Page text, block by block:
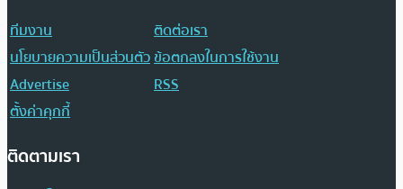
ทีมงาน
ติดต่อเรา
นโยบายความเป็นส่วนตัวข้อตกลงในการใช้งาน
Advertise
RSS
ตั้งค่าคุกกี้
ติดตามเรา